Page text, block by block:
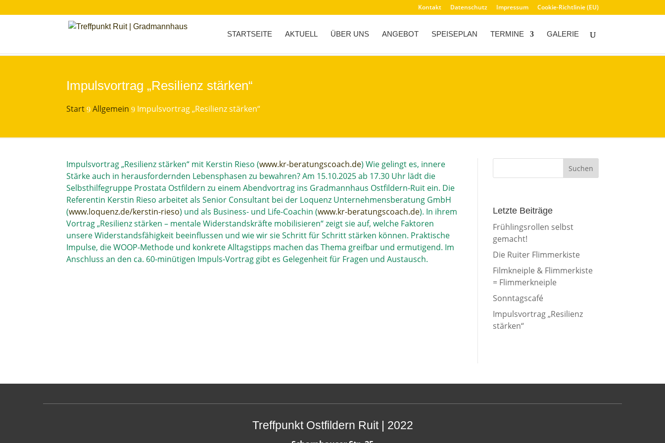
Kontakt Datenschutz Impressum Cookie-Richtlinie (EU)
STARTSEITE AKTUELL ÜBER UNS ANGEBOT SPEISEPLAN TERMINE GALERIE
Impulsvortrag „Resilienz stärken“
Start 9 Allgemein 9 Impulsvortrag „Resilienz stärken“
Impulsvortrag „Resilienz stärken“ mit Kerstin Rieso (www.kr-beratungscoach.de) Wie gelingt es, innere
Stärke auch in herausfordernden Lebensphasen zu bewahren? Am 15.10.2025 ab 17.30 Uhr lädt die
Selbsthilfegruppe Prostata Ostfildern zu einem Abendvortrag ins Gradmannhaus Ostfildern-Ruit ein. Die
Referentin Kerstin Rieso arbeitet als Senior Consultant bei der Loquenz Unternehmensberatung GmbH
(www.loquenz.de/kerstin-rieso) und als Business- und Life-Coachin (www.kr-beratungscoach.de). In ihrem
Vortrag „Resilienz stärken – mentale Widerstandskräfte mobilisieren“ zeigt sie auf, welche Faktoren
unsere Widerstandsfähigkeit beeinflussen und wie wir sie Schritt für Schritt stärken können. Praktische
Impulse, die WOOP-Methode und konkrete Alltagstipps machen das Thema greifbar und ermutigend. Im
Anschluss an den ca. 60-minütigen Impuls-Vortrag gibt es Gelegenheit für Fragen und Austausch.
Letzte Beiträge
Frühlingsrollen selbst
gemacht!
Die Ruiter Flimmerkiste
Filmkneiple & Flimmerkiste
= Flimmerkneiple
Sonntagscafé
Impulsvortrag „Resilienz
stärken“
Treffpunkt Ostfildern Ruit | 2022